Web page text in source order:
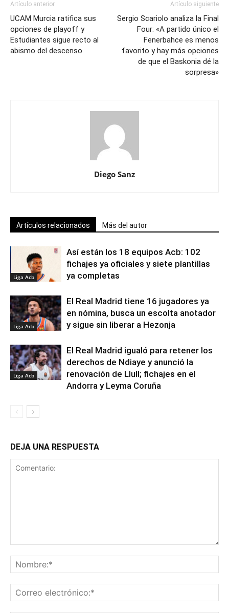
Artículo anterior
UCAM Murcia ratifica sus
opciones de playoff y
Estudiantes sigue recto al
abismo del descenso
Artículo siguiente
Sergio Scariolo analiza la Final
Four: «A partido único el
Fenerbahce es menos
favorito y hay más opciones
de que el Baskonia dé la
sorpresa»
Diego Sanz
Artículos relacionados Más del autor
Liga Acb
Así están los 18 equipos Acb: 102
fichajes ya oficiales y siete plantillas
ya completas
Liga Acb
El Real Madrid tiene 16 jugadores ya
en nómina, busca un escolta anotador
y sigue sin liberar a Hezonja
Liga Acb
El Real Madrid igualó para retener los
derechos de Ndiaye y anunció la
renovación de Llull; fichajes en el
Andorra y Leyma Coruña
DEJA UNA RESPUESTA